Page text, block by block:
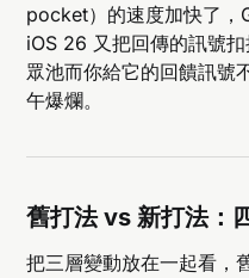
pocket）的速度加快了，
iOS 26 又把回傳的訊號
眾池而你給它的回饋訊號
午爆爛。
舊打法 vs 新打法：
把三層變動放在一起看，